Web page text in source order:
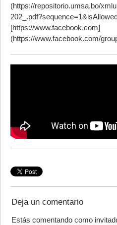
(https://repositorio.umsa.bo/
[https://www.facebook.com]
(https://www.facebook.com/
Deja un comentario
Estás comentando como